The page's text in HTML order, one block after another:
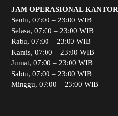
JAM OPERASIONAL KANTOR
Senin, 07:00 – 23:00 WIB
Selasa, 07:00 – 23:00 WIB
Rabu, 07:00 – 23:00 WIB
Kamis, 07:00 – 23:00 WIB
Jumat, 07:00 – 23:00 WIB
Sabtu, 07:00 – 23:00 WIB
Minggu, 07:00 – 23:00 WIB